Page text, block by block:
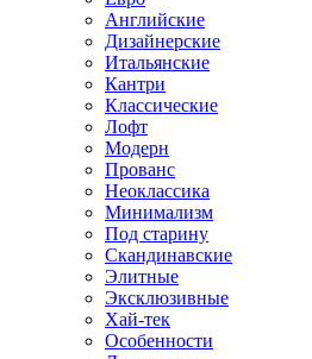
Английские
Дизайнерские
Итальянские
Кантри
Классические
Лофт
Модерн
Прованс
Неоклассика
Минимализм
Под старину
Скандинавские
Элитные
Эксклюзивные
Хай-тек
Особенности